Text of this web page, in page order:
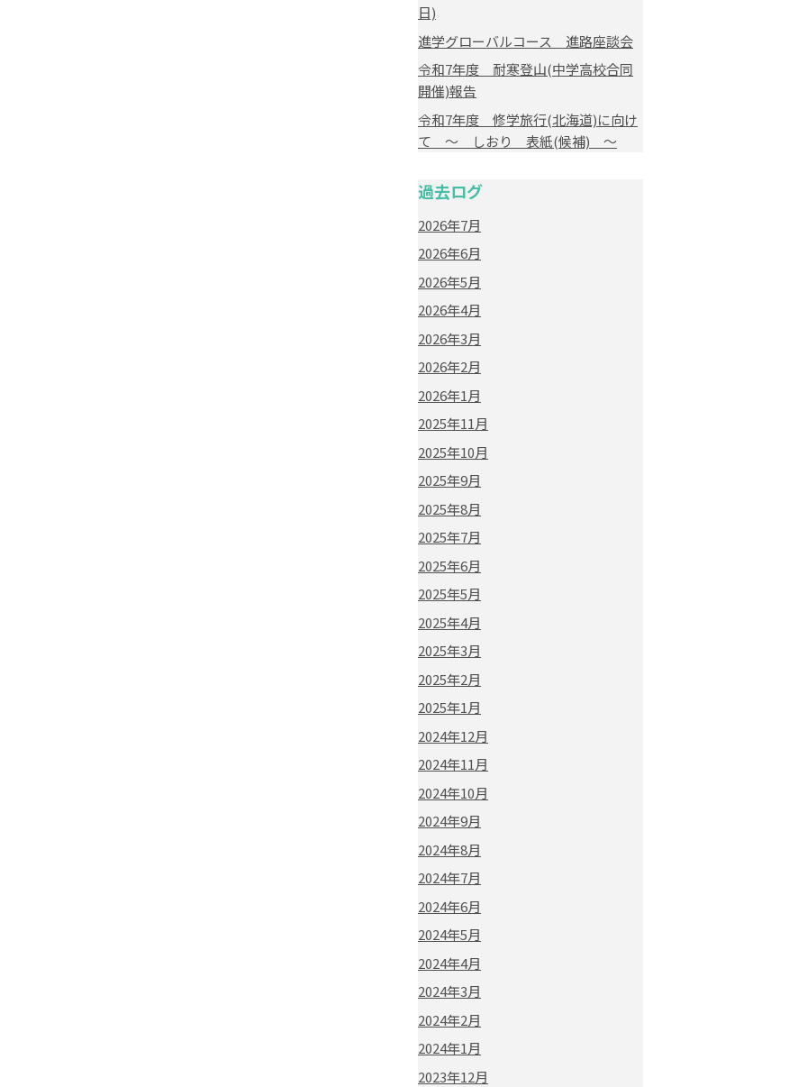
日)
進学グローバルコース 進路座談会
令和7年度 耐寒登山(中学高校合同
開催)報告
令和7年度 修学旅行(北海道)に向け
て ～ しおり 表紙(候補) ～
過去ログ
2026年7月
2026年6月
2026年5月
2026年4月
2026年3月
2026年2月
2026年1月
2025年11月
2025年10月
2025年9月
2025年8月
2025年7月
2025年6月
2025年5月
2025年4月
2025年3月
2025年2月
2025年1月
2024年12月
2024年11月
2024年10月
2024年9月
2024年8月
2024年7月
2024年6月
2024年5月
2024年4月
2024年3月
2024年2月
2024年1月
2023年12月